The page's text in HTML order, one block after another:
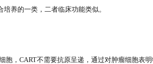
养的一类，二者临床功能类似。
胞，CART不需要抗原呈递，通过对肿瘤细胞表